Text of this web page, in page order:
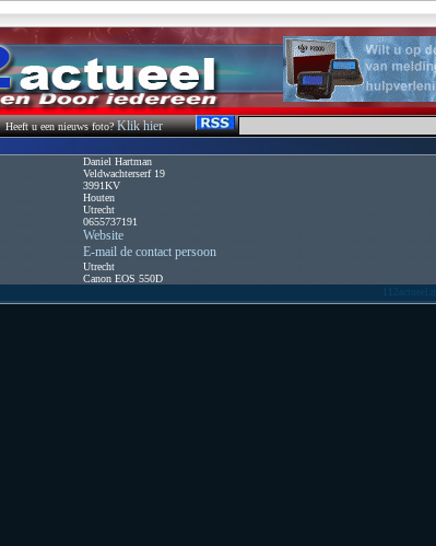
Heeft u een nieuws foto?Klik hier
Daniel Hartman
Veldwachterserf 19
3991KV
Houten
Utrecht
0655737191
Website
E-mail de contact persoon
Utrecht
Canon EOS 550D
112actueel.nl